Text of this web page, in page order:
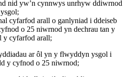
nid yw’n cynnwys unrhyw ddiwrnod
cyfarfod arall o ganlyniad i ddeiseb
o 25 niwrnod yn dechrau tan y
y cyfarfod arall;
ar ôl yn y flwyddyn ysgol i
y cyfnod o 25 niwrnod;